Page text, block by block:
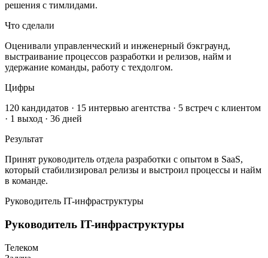
решения с тимлидами.
Что сделали
Оценивали управленческий и инженерный бэкграунд,
выстраивание процессов разработки и релизов, найм и
удержание команды, работу с техдолгом.
Цифры
120 кандидатов · 15 интервью агентства · 5 встреч с клиентом
· 1 выход · 36 дней
Результат
Принят руководитель отдела разработки с опытом в SaaS,
который стабилизировал релизы и выстроил процессы и найм
в команде.
Руководитель IT-инфраструктуры
Руководитель IT-инфраструктуры
Телеком